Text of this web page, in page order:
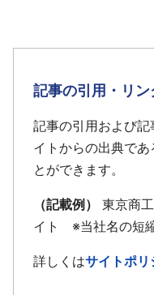
記事の引用・リン
記事の引用および
イトからの出典で
とができます。
（記載例）
東京商
イト ※当社名の短
詳しくはサイトポリ